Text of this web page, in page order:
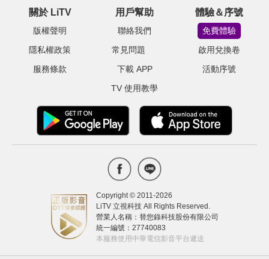
關於 LiTV
版權聲明
隱私權政策
服務條款
用戶幫助
聯絡我們
常見問題
下載 APP
TV 使用教學
體驗＆序號
免費體驗
啟用兌換卷
活動序號
Copyright © 2011-2026
LiTV 立視科技 All Rights Reserved.
營業人名稱：替您錄科技股份有限公司
統一編號：27740083
本服務使用中華電信影音平台遞送